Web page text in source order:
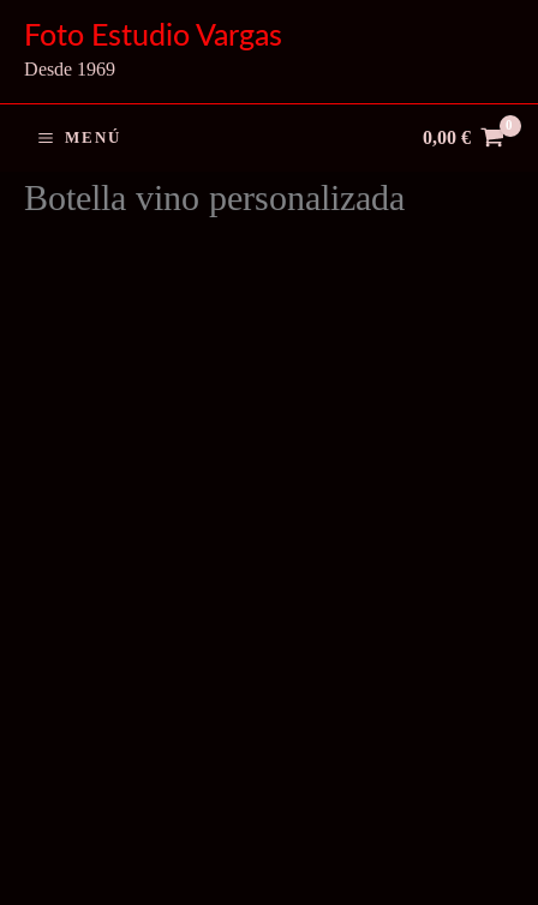
contenido
Foto Estudio Vargas
Desde 1969
MENÚ 0,00 €
Botella vino personalizada